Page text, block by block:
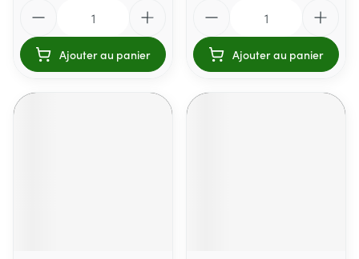
Ajouter au panier Ajouter au panier